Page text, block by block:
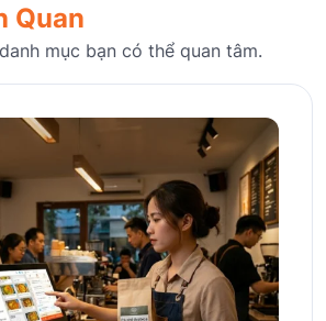
Quan
mục bạn có thể quan tâm.